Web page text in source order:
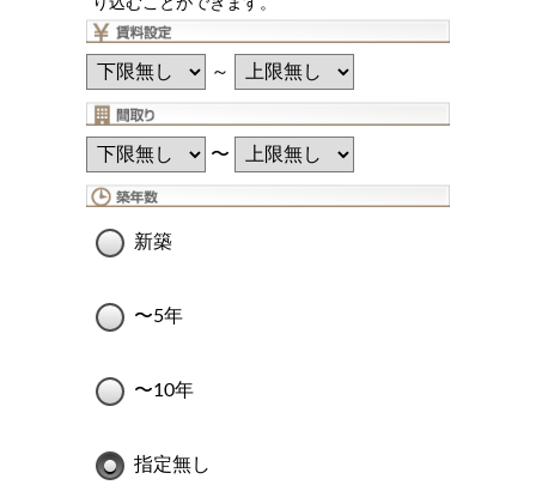
～
〜
新築
〜5年
〜10年
指定無し